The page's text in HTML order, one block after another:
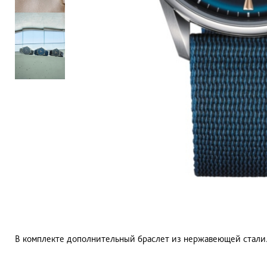
В комплекте дополнительный браслет из нержавеющей